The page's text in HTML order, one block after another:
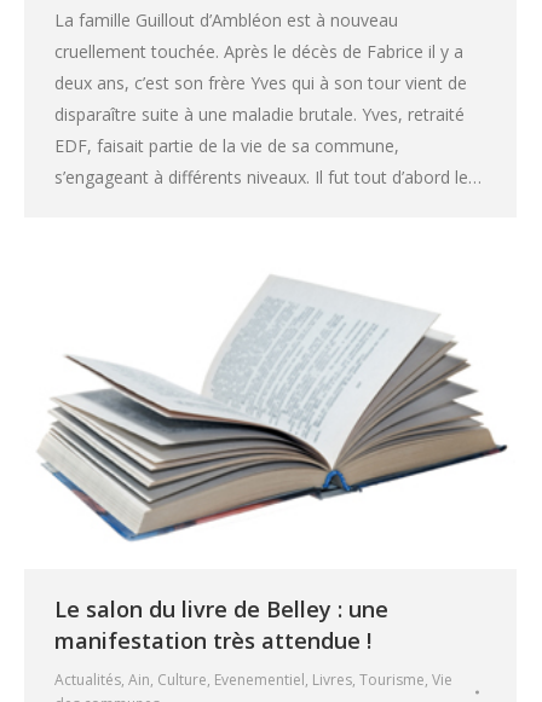
La famille Guillout d’Ambléon est à nouveau
cruellement touchée. Après le décès de Fabrice il y a
deux ans, c’est son frère Yves qui à son tour vient de
disparaître suite à une maladie brutale. Yves, retraité
EDF, faisait partie de la vie de sa commune,
s’engageant à différents niveaux. Il fut tout d’abord le…
Le salon du livre de Belley : une
manifestation très attendue !
Actualités, Ain, Culture, Evenementiel, Livres, Tourisme, Vie